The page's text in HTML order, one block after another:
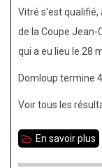
Vitré s'est qualifié,
de la Coupe Jean-
qui a eu lieu le 28
Domloup termine
Voir tous les
En savoir plus